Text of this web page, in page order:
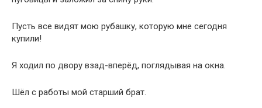
Пусть все видят мою рубашку, которую мне сегодня
купили!
Я ходил по двору взад-вперёд, поглядывая на окна.
Шёл с работы мой старший брат.